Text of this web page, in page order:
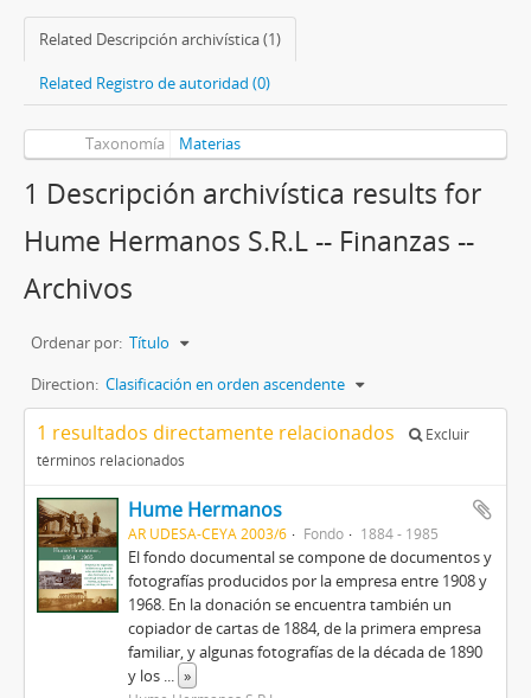
Related Descripción archivística (1)
Related Registro de autoridad (0)
Taxonomía Materias
1 Descripción archivística results for
Hume Hermanos S.R.L -- Finanzas --
Archivos
Ordenar por: Título
Direction: Clasificación en orden ascendente
1 resultados directamente relacionados
Excluir
términos relacionados
Hume Hermanos
AR UDESA-CEYA 2003/6 Fondo 1884 - 1985
El fondo documental se compone de documentos y
fotografías producidos por la empresa entre 1908 y
1968. En la donación se encuentra también un
copiador de cartas de 1884, de la primera empresa
familiar, y algunas fotografías de la década de 1890
y los ... »